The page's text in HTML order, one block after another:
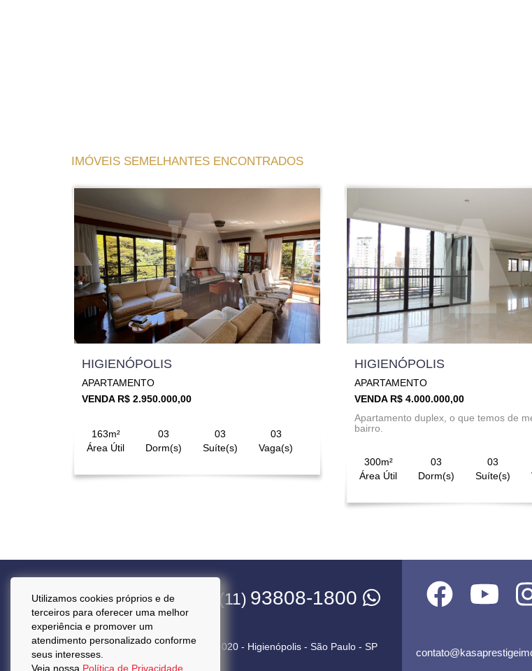
Utilizamos cookies próprios e de
terceiros para oferecer uma melhor
experiência e promover um
atendimento personalizado conforme
seus interesses.
Veja nossa Política de Privacidade.
IMÓVEIS SEMELHANTES ENCONTRADOS
HIGIENÓPOLIS
APARTAMENTO
VENDA R$ 2.950.000,00
163m²
Área Útil
03
Dorm(s)
03
Suíte(s)
03
Vaga(s)
HIGIENÓPOLIS
APARTAMENTO
VENDA R$ 4.000.000,00
Apartamento duplex, o que temos de
bairro.
300m²
Área Útil
03
Dorm(s)
03
Suíte(s)
(11)4563-1800 (11) 93808-1800
Rua Pará, 50 Cj. 92 - CEP 01243-020 - Higienópolis - São Paulo - SP